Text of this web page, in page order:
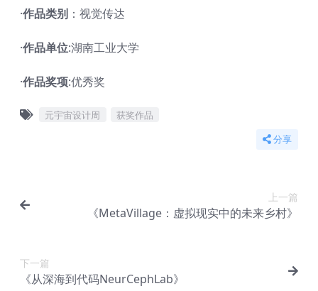
·作品类别 ：视觉传达
·作品单位:湖南工业大学
·作品奖项:优秀奖
元宇宙设计周 获奖作品
分享
上一篇
《MetaVillage：虚拟现实中的未来乡村》
下一篇
《从深海到代码NeurCephLab》